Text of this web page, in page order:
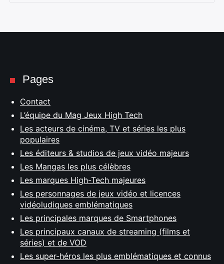
Pages
Contact
L’équipe du Mag Jeux High Tech
Les acteurs de cinéma, TV et séries les plus
populaires
Les éditeurs & studios de jeux vidéo majeurs
Les Mangas les plus célèbres
Les marques High-Tech majeures
Les personnages de jeux vidéo et licences
vidéoludiques emblématiques
Les principales marques de Smartphones
Les principaux canaux de streaming (films et
séries) et de VOD
Les super-héros les plus emblématiques et connus